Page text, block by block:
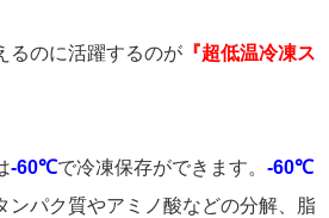
るのに活躍するのが 『超低温冷凍ス
-60℃で冷凍保存ができます。 -60℃
ンパク質やアミノ酸などの分解、脂